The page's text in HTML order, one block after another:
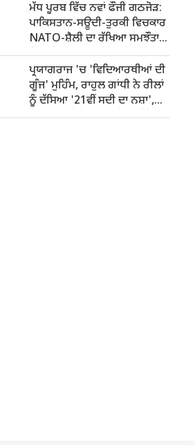
ਮੱਧ ਪੂਰਬ ਵਿੱਚ ਨਵਾਂ ਫੌਜੀ ਗਠਜੋੜ:
ਪਾਕਿਸਤਾਨ-ਸਊਦੀ-ਤੁਰਕੀ ਵਿਚਕਾਰ
NATO-ਸ਼ੈਲੀ ਦਾ ਰੱਖਿਆ ਸਮਝੌਤਾ,
ਇੱਕ 'ਤੇ ਹਮਲਾ ਤਾਂ ਤਿੰਨਾਂ ਨੂੰ ਚੁਣੌਤੀ
ਪ੍ਰਯਾਗਰਾਜ 'ਚ 'ਵਿਦਿਆਰਥੀਆਂ ਦੀ
ਗੂੰਜ' ਮੁਹਿੰਮ, ਰਾਹੁਲ ਗਾਂਧੀ ਨੇ ਰੀਲਾਂ
ਨੂੰ ਦੱਸਿਆ '21ਵੀਂ ਸਦੀ ਦਾ ਨਸ਼ਾ',
ਨੌਜਵਾਨਾਂ ਦੀ ਬੇਰੁਜ਼ਗਾਰੀ 'ਤੇ ਕੱਸਿਆ